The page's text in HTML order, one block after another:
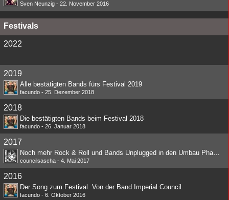
Sven Neunzig - 22. November 2016
Festivals
2022
2019
Alle bestätigten Bands fürs Festival 2019
facundo - 25. Dezember 2018
2018
Die bestätigten Bands beim Festival 2018
facundo - 26. Januar 2018
2017
Noch mehr Rock & Roll und Bands Unplugged in den Umbau Phasen
councilsascha - 4. Mai 2017
2016
Der Song zum Festival. Von der Band Imperial Council.
facundo - 6. Oktober 2016